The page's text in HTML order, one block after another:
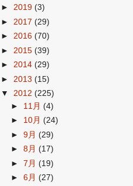
► 2019 (3)
► 2017 (29)
► 2016 (70)
► 2015 (39)
► 2014 (29)
► 2013 (15)
▼
2012 (225)
► 11月 (4)
► 10月 (24)
► 9月 (29)
► 8月 (17)
► 7月 (19)
► 6月 (27)